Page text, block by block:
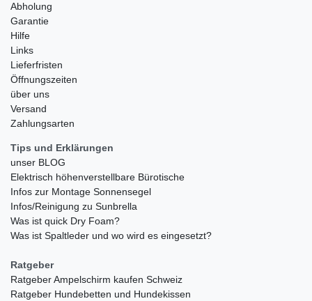
Abholung
Garantie
Hilfe
Links
Lieferfristen
Öffnungszeiten
über uns
Versand
Zahlungsarten
Tips und Erklärungen
unser BLOG
Elektrisch höhenverstellbare Bürotische
Infos zur Montage Sonnensegel
Infos/Reinigung zu Sunbrella
Was ist quick Dry Foam?
Was ist Spaltleder und wo wird es eingesetzt?
Ratgeber
Ratgeber Ampelschirm kaufen Schweiz
Ratgeber Hundebetten und Hundekissen